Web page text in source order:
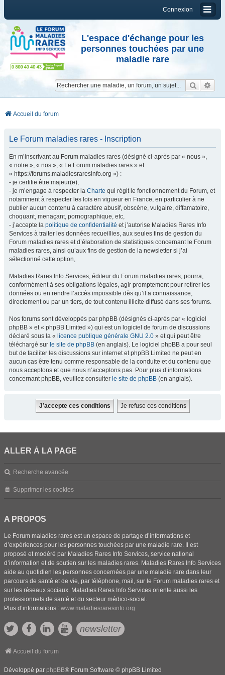
Connexion
L'espace d'échange pour les
personnes touchées par une
maladie rare
Accueil du forum
Le Forum maladies rares - Inscription
En m’inscrivant au Forum maladies rares (désigné ci-après par « nous »,
« notre », « nos », « Le Forum maladies rares » et
« https://forums.maladiesraresinfo.org ») :
- je certifie être majeur(e),
- je m’engage à respecter la Charte qui régit le fonctionnement du Forum, et
notamment à respecter les lois en vigueur en France, en particulier à ne
publier aucun contenu à caractère abusif, obscène, vulgaire, diffamatoire,
choquant, menaçant, pornographique, etc,
- j’accepte la politique de confidentialité et j’autorise Maladies Rares Info
Services à traiter les données recueillies, aux seules fins de gestion du
Forum maladies rares et d’élaboration de statistiques concernant le Forum
maladies rares, ainsi qu’aux fins de gestion de la newsletter si j’ai
sélectionné cette option,
Maladies Rares Info Services, éditeur du Forum maladies rares, pourra,
conformément à ses obligations légales, agir promptement pour retirer les
données ou en rendre l’accès impossible dès qu’il a connaissance,
directement ou par un tiers, de tout contenu illicite diffusé dans ses forums.
Nos forums sont développés par phpBB (désignés ci-après par « logiciel
phpBB » et « phpBB Limited ») qui est un logiciel de forum de discussions
déclaré sous la « licence publique générale GNU 2.0 » et qui peut être
téléchargé sur le site de phpBB (en anglais). Le logiciel phpBB a pour seul
but de faciliter les discussions sur internet et phpBB Limited ne peut en
aucun cas être tenu comme responsable de la conduite et du contenu que
nous acceptons et que nous n’acceptons pas. Pour plus d’informations
concernant phpBB, veuillez consulter le site de phpBB (en anglais).
ALLER À LA PAGE
Recherche avancée
Supprimer les cookies
A PROPOS
Le Forum maladies rares est un espace de partage d’informations et
d’expériences pour les personnes touchées par une maladie rare. Il est
proposé et modéré par Maladies Rares Info Services, service national
d’information et de soutien sur les maladies rares. Maladies Rares Info Services
aide au quotidien les personnes concernées par une maladie rare dans leur
parcours de santé et de vie, par téléphone, mail, sur le Forum maladies rares et
sur les réseaux sociaux. Maladies Rares Info Services oriente aussi les
professionnels de santé et du secteur médico-social.
Plus d’informations : www.maladiesraresinfo.org
newsletter
Accueil du forum
Développé par phpBB® Forum Software © phpBB Limited